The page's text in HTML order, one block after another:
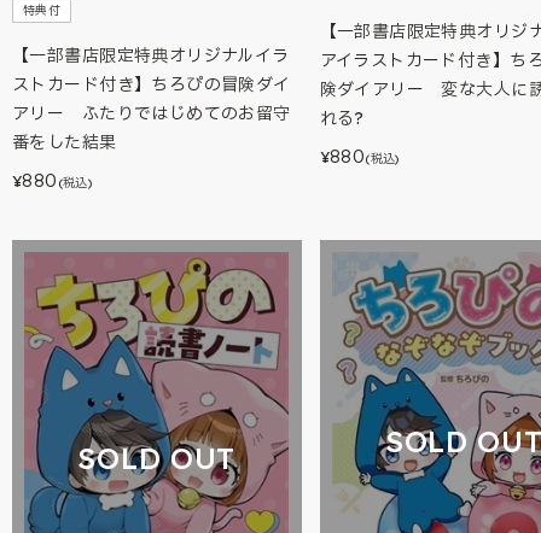
特典付
【一部書店限定特典オリジナルイラ
ストカード付き】ちろぴの冒険ダイ
アリー ふたりではじめてのお留守
番をした結果
¥880 (税込)
【一部書店限定特典オリジ
アイラストカード付き】ち
険ダイアリー 変な大人に
れる?
¥880(税込)
SOLD OUT SOLD